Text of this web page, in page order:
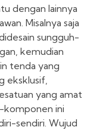
dengan lainnya
Misalnya saja
sungguh-
kemudian
tenda yang
eksklusif,
yang amat
komponen ini
sendiri. Wujud